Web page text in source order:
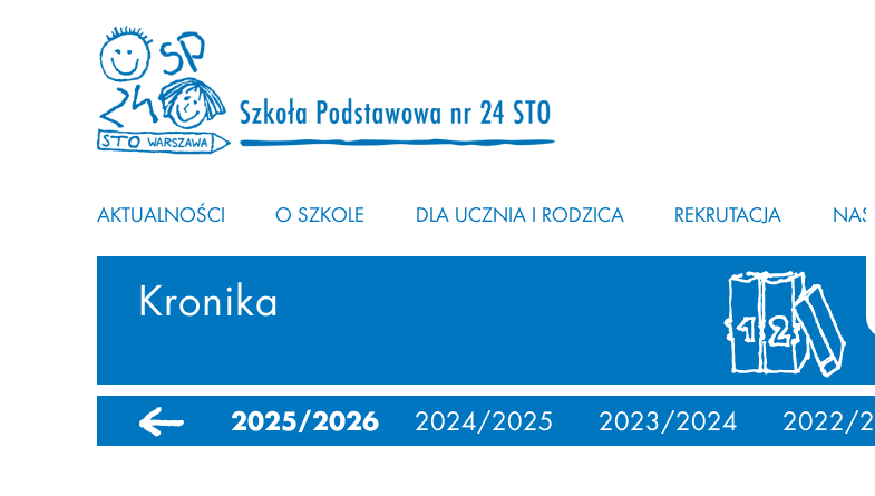
AKTUALNOŚCI O SZKOLE DLA UCZNIA I RODZICA REKRUTACJA
Kronika
2025/2026 2024/2025 2023/2024 2022/